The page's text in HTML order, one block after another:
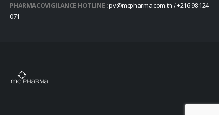
PHARMACOVIGILANCE HOTLINE :pv@mcpharma.com.tn / +216 98 124
071